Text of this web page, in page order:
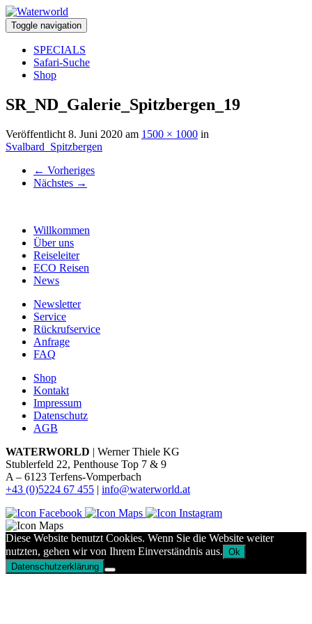
Toggle navigation
SPECIALS
Safari-Suche
Shop
SR_ND_Galerie_Spitzbergen_19
Veröffentlicht 8. Juni 2020 am 1500 × 1000 in
Svalbard_Spitzbergen
← Vorheriges
Nächstes →
Willkommen
Über uns
Reiseleiter
ECO Reisen
News
Newsletter
Service
Rückrufservice
Anfrage
FAQ
Shop
Kontakt
Impressum
Datenschutz
AGB
WATERWORLD | Werner Thiele KG
Stublerfeld 22, Penthouse Top 7 & 9
A – 6123 Terfens-Vomperbach
+43 (0)5224 67 455 | info@waterworld.at
Diese Website benutzt Cookies. Wenn Sie die Website weiter
nutzten, gehen wir von Ihrem Einverständnis aus. Ok
Datenschutzerklärung